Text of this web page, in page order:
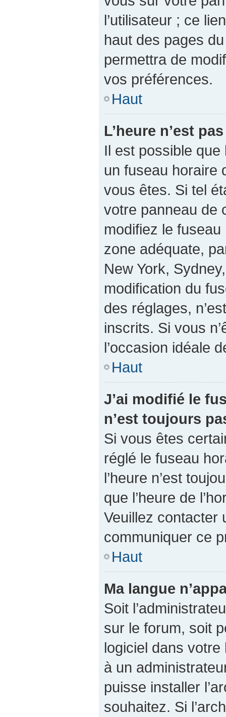
l’utilisateur ; ce
haut des pages
permettra de
vos préférences.
Haut
L’heure n’est
Il est possible que
un fuseau horaire
vous êtes. Si tel
votre panneau de
modifiez le
zone adéquate,
New York,
modification du
des réglages,
inscrits. Si vous
l’occasion idéale
Haut
J’ai modifié le
n’est toujours
Si vous êtes
réglé le fuseau
l’heure n’est
que l’heure de
Veuillez contacter
communiquer ce
Haut
Ma langue
Soit
sur le forum, soit
logiciel dans
à un
puisse installer
souhaitez. Si